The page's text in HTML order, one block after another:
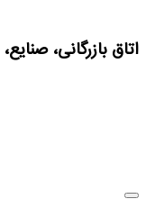
اتاق بازرگانی،